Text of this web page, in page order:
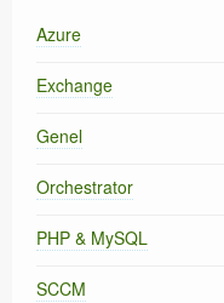
Azure
Exchange
Genel
Orchestrator
PHP & MySQL
SCCM